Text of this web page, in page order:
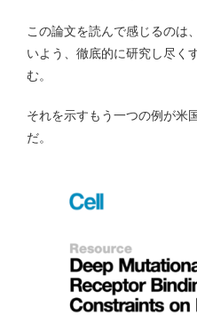
この論文を読んで感じるのは
いよう、徹底的に研究し尽く
む。
それを示すもう一つの例が米
だ。